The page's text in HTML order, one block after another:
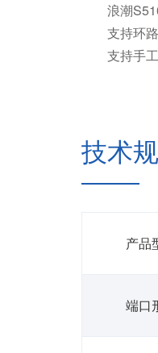
浪潮
支持环路
支持手工
技术
产品
端口